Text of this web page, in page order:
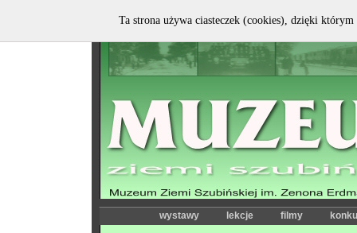
wystawy lekcje filmy
Ta strona używa ciasteczek (cookies), dzięki